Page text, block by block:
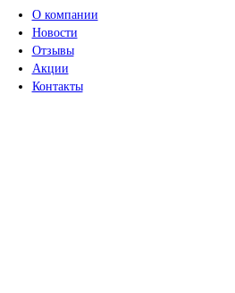
О компании
Новости
Отзывы
Акции
Контакты